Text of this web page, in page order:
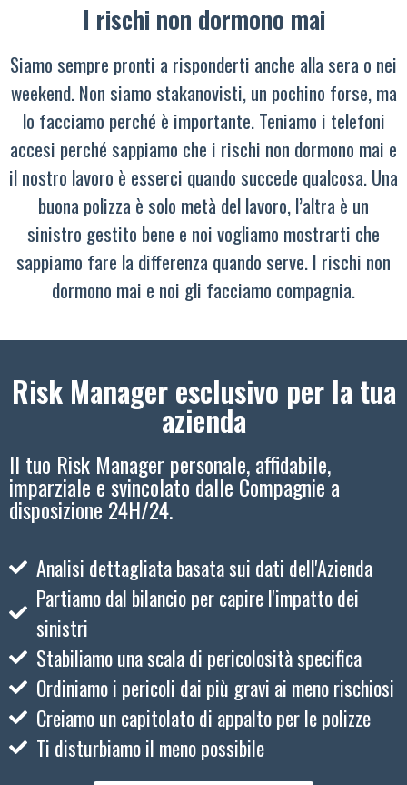
I rischi non dormono mai
Siamo sempre pronti a risponderti anche alla sera o nei
weekend. Non siamo stakanovisti, un pochino forse, ma
lo facciamo perché è importante. Teniamo i telefoni
accesi perché sappiamo che i rischi non dormono mai e
il nostro lavoro è esserci quando succede qualcosa. Una
buona polizza è solo metà del lavoro, l’altra è un
sinistro gestito bene e noi vogliamo mostrarti che
sappiamo fare la differenza quando serve. I rischi non
dormono mai e noi gli facciamo compagnia.
Risk Manager esclusivo per la tua
azienda
Il tuo Risk Manager personale, affidabile,
imparziale e svincolato dalle Compagnie a
disposizione 24H/24.
Analisi dettagliata basata sui dati dell'Azienda
Partiamo dal bilancio per capire l'impatto dei
sinistri
Stabiliamo una scala di pericolosità specifica
Ordiniamo i pericoli dai più gravi ai meno rischiosi
Creiamo un capitolato di appalto per le polizze
Ti disturbiamo il meno possibile